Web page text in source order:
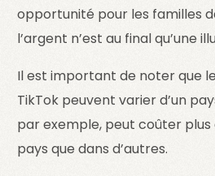
opportunité pour les familles
l’argent n’est au final qu’une
Il est important de noter que
TikTok peuvent varier d’un
par exemple, peut coûter
pays que dans d’autres.